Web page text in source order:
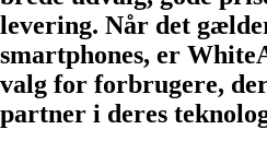
levering. Når det
smartphones, er
valg for forbrugere,
partner i deres